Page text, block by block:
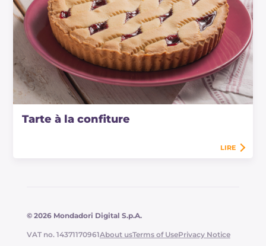
Tarte à la confiture
LIRE
© 2026 Mondadori Digital S.p.A.
VAT no. 14371170961About usTerms of UsePrivacy Notice